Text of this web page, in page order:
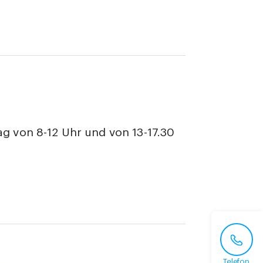
von 8-12 Uhr und von 13-17.30